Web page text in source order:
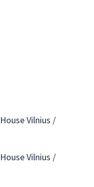
Vilnius /
Vilnius /